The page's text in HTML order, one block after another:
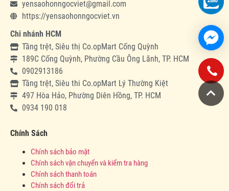
yensaohonngocviet@gmail.com
https://yensaohonngocviet.vn
Chi nhánh HCM
Tầng trệt, Siêu thị Co.opMart Cống Quỳnh
189C Cống Quỳnh, Phường Cầu Ông Lãnh, TP. HCM
0902913186
Tầng trệt, Siêu thi Co.opMart Lý Thường Kiệt
497 Hòa Hảo, Phường Diên Hồng, TP. HCM
0934 190 018
Chính Sách
Chính sách bảo mật
Chính sách vận chuyển và kiểm tra hàng
Chính sách thanh toán
Chính sách đổi trả